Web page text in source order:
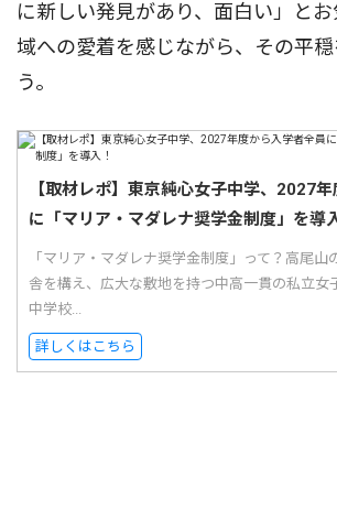
に新しい発見があり、面白い」と
域への愛着を感じながら、その平
う。
【取材レポ】東京純心女子中学、2027
に「マリア・マダレナ奨学金制度」を導
「マリア・マダレナ奨学金制度」って？高尾山
舎を構え、広大な敷地を持つ中高一貫の私立女
中学校...
詳しくはこちら